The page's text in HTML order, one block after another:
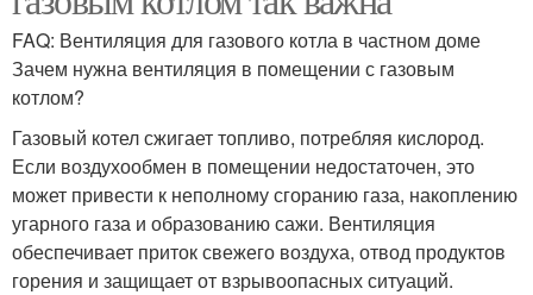
FAQ: Вентиляция для газового котла в частном доме
Зачем нужна вентиляция в помещении с газовым
котлом?
Газовый котел сжигает топливо, потребляя кислород.
Если воздухообмен в помещении недостаточен, это
может привести к неполному сгоранию газа, накоплению
угарного газа и образованию сажи. Вентиляция
обеспечивает приток свежего воздуха, отвод продуктов
горения и защищает от взрывоопасных ситуаций.